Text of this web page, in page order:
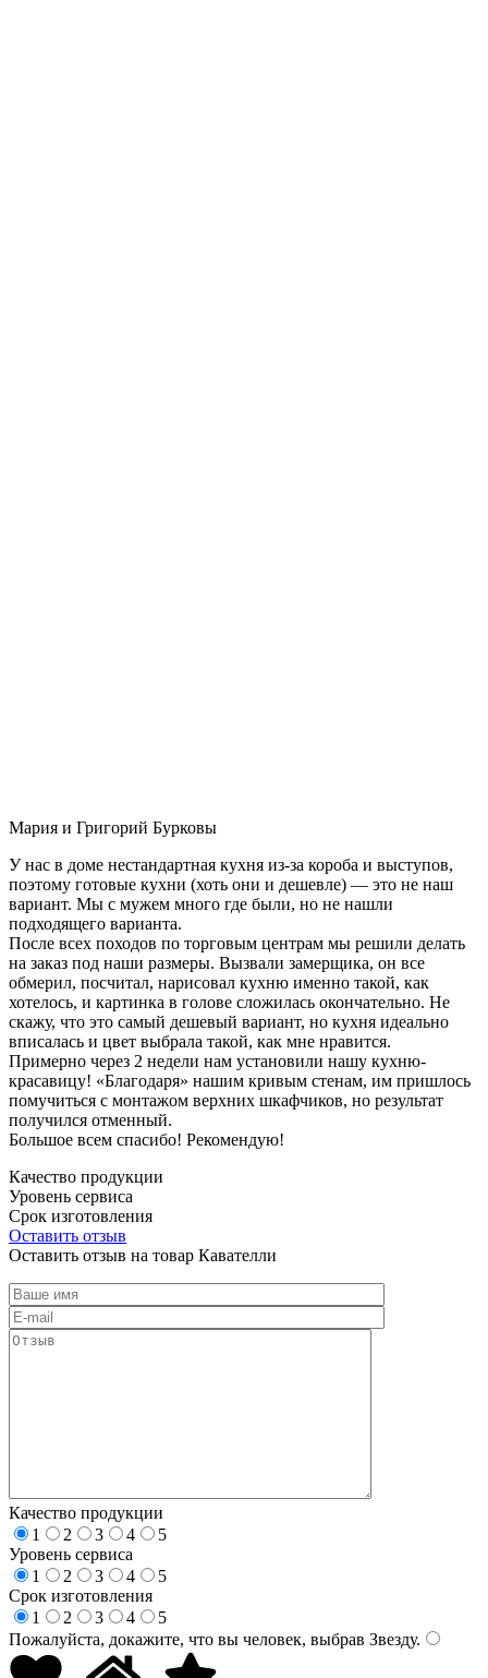
Мария и Григорий Бурковы
У нас в доме нестандартная кухня из-за короба и выступов,
поэтому готовые кухни (хоть они и дешевле) — это не наш
вариант. Мы с мужем много где были, но не нашли
подходящего варианта.
После всех походов по торговым центрам мы решили делать
на заказ под наши размеры. Вызвали замерщика, он все
обмерил, посчитал, нарисовал кухню именно такой, как
хотелось, и картинка в голове сложилась окончательно. Не
скажу, что это самый дешевый вариант, но кухня идеально
вписалась и цвет выбрала такой, как мне нравится.
Примерно через 2 недели нам установили нашу кухню-
красавицу! «Благодаря» нашим кривым стенам, им пришлось
помучиться с монтажом верхних шкафчиков, но результат
получился отменный.
Большое всем спасибо! Рекомендую!
Качество продукции
Уровень сервиса
Срок изготовления
Оставить отзыв
Оставить отзыв на товар Кавателли
Качество продукции
1
2 3 4
5
Уровень сервиса
1
2 3 4
5
Срок изготовления
1
2 3 4
5
Пожалуйста, докажите, что вы человек, выбрав Звезду.